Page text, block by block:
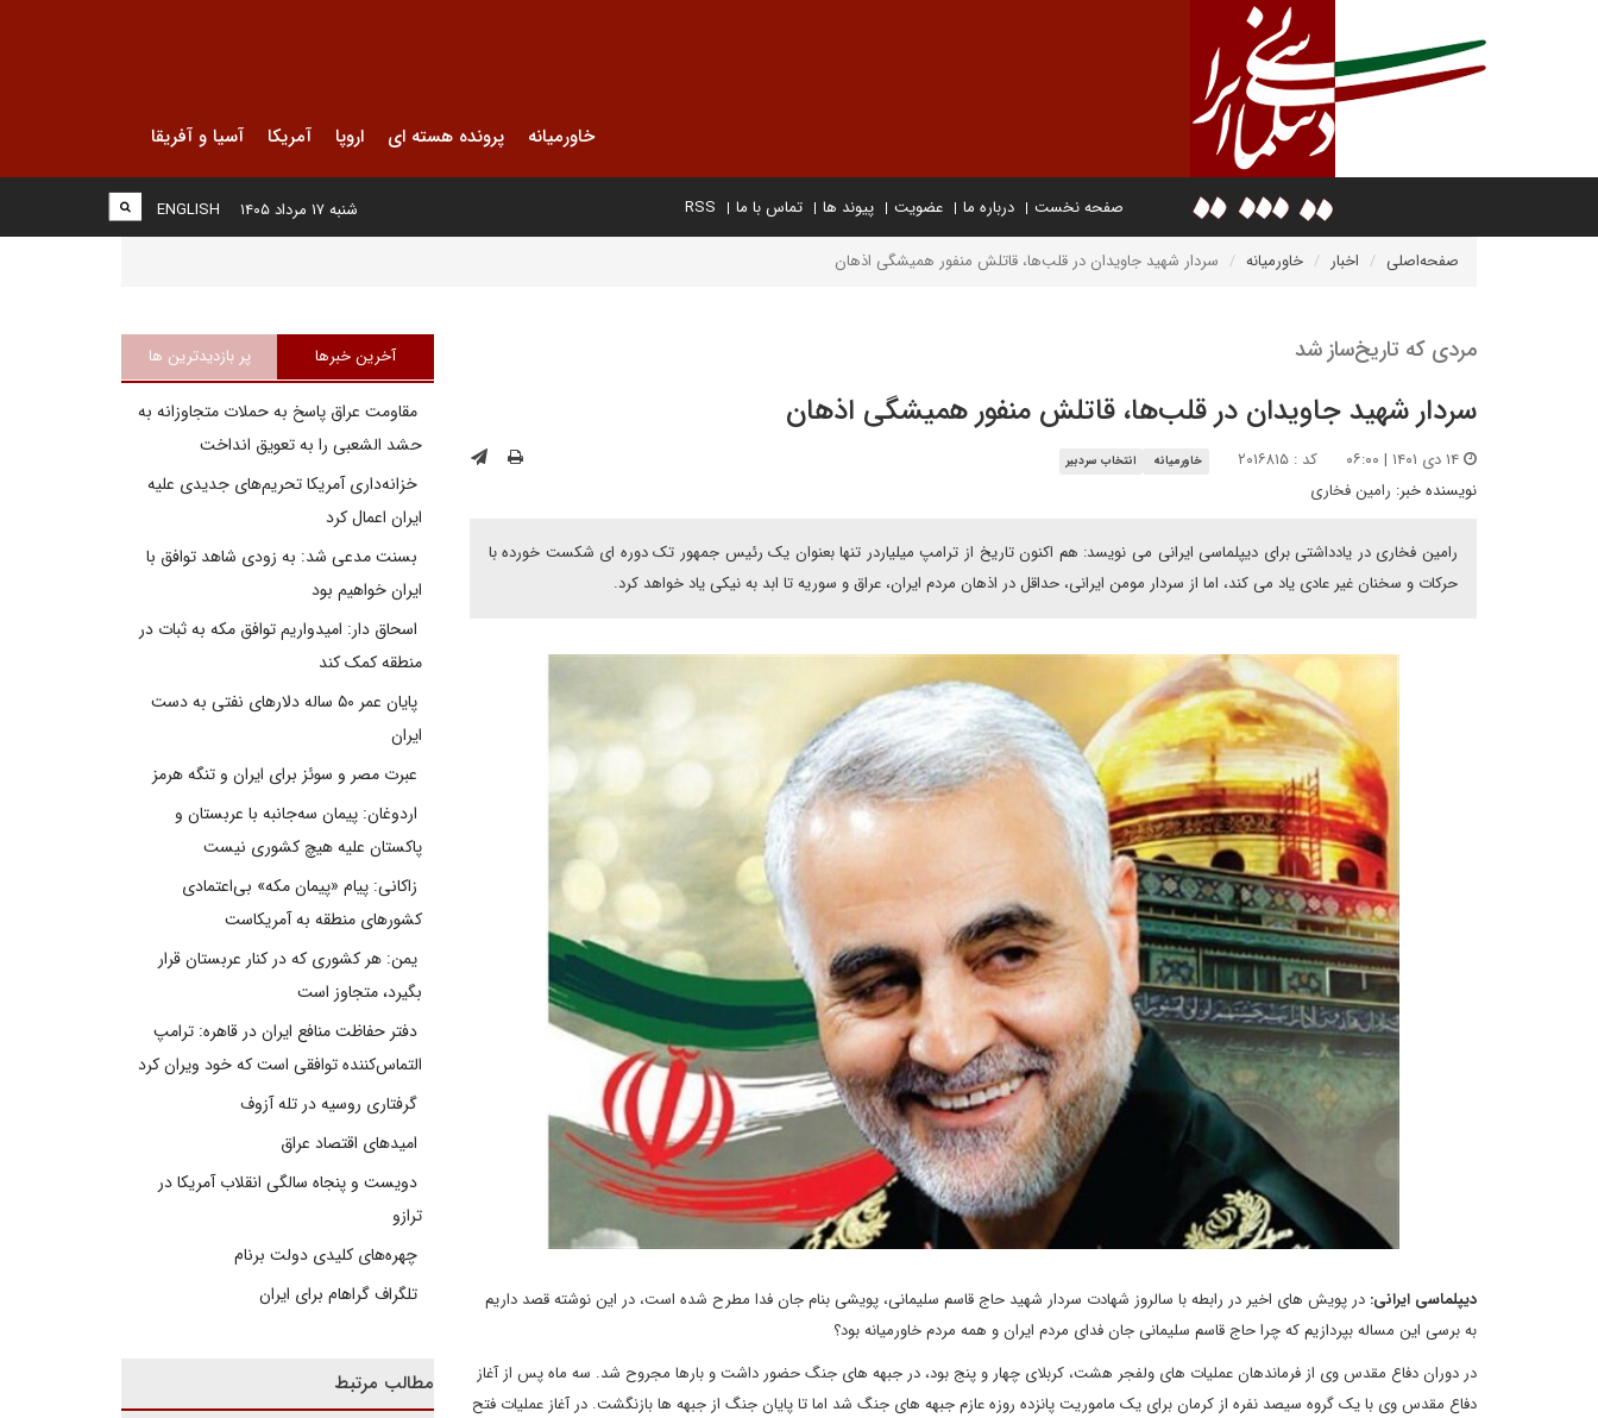
خاورمیانه پرونده هسته ای اروپا آمریکا آسیا و آفریقا
صفحه نخست درباره ما عضویت پیوند ها تماس با ما RSS
ENGLISH شنبه ۱۷ مرداد ۱۴۰۵
صفحه‌اصلی اخبار خاورمیانه سردار شهید جاویدان در قلب‌ها، قاتلش منفور همیشگی اذهان
مردی که تاریخ‌ساز شد
سردار شهید جاویدان در قلب‌ها، قاتلش منفور همیشگی اذهان
کد : ۲۰۱۶۸۱۵ خاورمیانه انتخاب سردبیر
نویسنده خبر: رامین فخاری
رامین فخاری در یادداشتی برای دیپلماسی ایرانی می نویسد: هم اکنون تاریخ از ترامپ میلیاردر تنها بعنوان یک رئیس جمهور تک دوره ای شکست خورده با
حرکات و سخنان غیر عادی یاد می کند، اما از سردار مومن ایرانی، حداقل در اذهان مردم ایران، عراق و سوریه تا ابد به نیکی یاد خواهد کرد.
دیپلماسی ایرانی: در پویش های اخیر در رابطه با سالروز شهادت سردار شهید حاج قاسم سلیمانی، پویشی بنام جان فدا مطرح شده است، در این نوشته قصد داریم
به برسی این مساله بپردازیم که چرا حاج قاسم سلیمانی جان فدای مردم ایران و همه مردم خاورمیانه بود؟
در دوران دفاع مقدس وی از فرماندهان عملیات های ولفجر هشت، کربلای چهار و پنج بود، در جبهه های جنگ حضور داشت و بارها مجروح شد. سه ماه پس از آغاز
دفاع مقدس وی با یک گروه سیصد نفره از کرمان برای یک ماموریت پانزده روزه عازم جبهه های جنگ شد اما تا پایان جنگ از جبهه ها بازنگشت. در آغاز عملیات فتح
آخرین خبرها پر بازدیدترین ها
مقاومت عراق پاسخ به حملات متجاوزانه به
حشد الشعبی را به تعویق انداخت
خزانه‌داری آمریکا تحریم‌های جدیدی علیه
ایران اعمال کرد
بسنت مدعی شد: به زودی شاهد توافق با
ایران خواهیم بود
اسحاق دار: امیدواریم توافق مکه به ثبات در
منطقه کمک کند
پایان عمر ۵۰ ساله دلارهای نفتی به دست
ایران
عبرت مصر و سوئز برای ایران و تنگه هرمز
اردوغان: پیمان سه‌جانبه با عربستان و
پاکستان علیه هیچ کشوری نیست
زاکانی: پیام «پیمان مکه» بی‌اعتمادی
کشورهای منطقه به آمریکاست
یمن: هر کشوری که در کنار عربستان قرار
بگیرد، متجاوز است
دفتر حفاظت منافع ایران در قاهره: ترامپ
التماس‌کننده توافقی است که خود ویران کرد
گرفتاری روسیه در تله آزوف
امیدهای اقتصاد عراق
دویست و پنجاه سالگی انقلاب آمریکا در
ترازو
چهره‌های کلیدی دولت برنام
تلگراف گراهام برای ایران
مطالب مرتبط